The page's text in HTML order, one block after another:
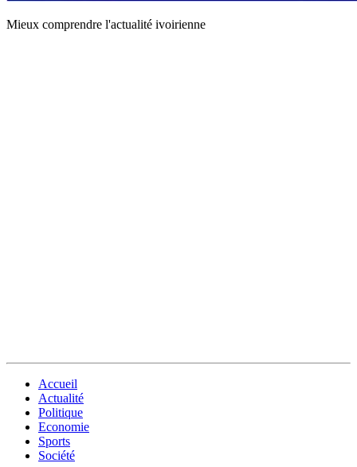
Mieux comprendre l'actualité ivoirienne
Accueil
Actualité
Politique
Economie
Sports
Société